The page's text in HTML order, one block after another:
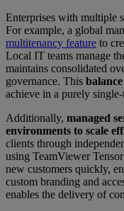
Enterprises with multiple
For example, a global
multitenancy feature to
Local IT teams manage
maintains consolidated
governance. This
achieve in a purely single-
Additionally, managed
environments to scale
clients through
using TeamViewer
new customers quickly,
custom branding and
enables the delivery of